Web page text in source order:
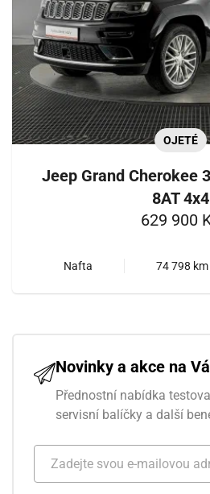
OJETÉ
Jeep Grand Cherokee
8AT 4x4
629 900
Nafta 74 798 km
Novinky a akce na
Přednostní nabídka
servisní balíčky a další